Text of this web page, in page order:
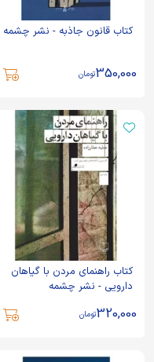
کتاب قانون جاذبه - نشر چشمه
350,000تومان
کتاب راهنمای مردن با گیاهان
دارویی - نشر چشمه
320,000تومان